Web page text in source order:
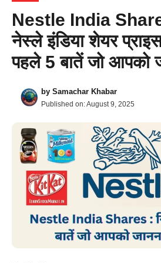
Nestle India
नेस्ले इंडिया शेयर
पहले 5 बातें जो आपको
by Samachar Khabar
Published on:August 9, 2025